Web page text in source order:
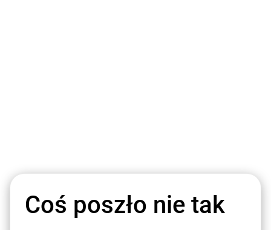
Coś poszło nie tak